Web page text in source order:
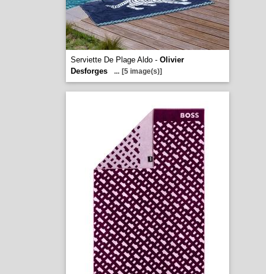
Serviette De Plage Aldo - Olivier
Desforges
... [5 image(s)]